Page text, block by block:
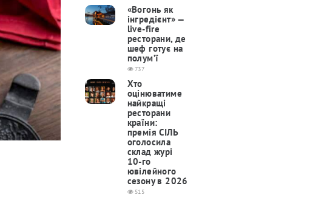
«Вогонь як
інгредієнт» —
live-fire
ресторани, де
шеф готує на
полум’ї
737
Хто
оцінюватиме
найкращі
ресторани
країни:
премія СІЛЬ
оголосила
склад журі
10-го
ювілейного
сезону в 2026
515